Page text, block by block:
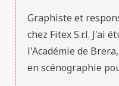
Graphiste et
chez Fitex S.r.l. J'ai
l'Académie de
en scénographie